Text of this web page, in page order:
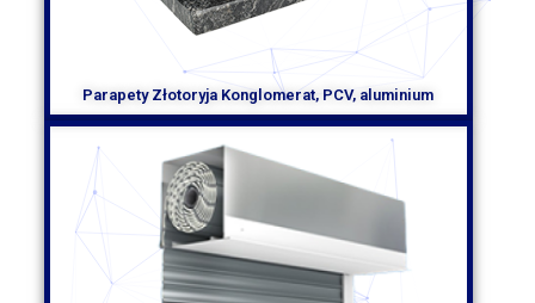
Parapety Złotoryja Konglomerat, PCV, aluminium